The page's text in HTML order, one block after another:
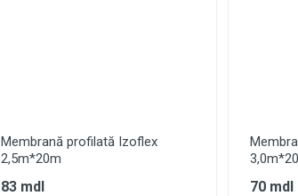
Membrană profilată Izoflex
2,5m*20m
83 mdl 70 mdl